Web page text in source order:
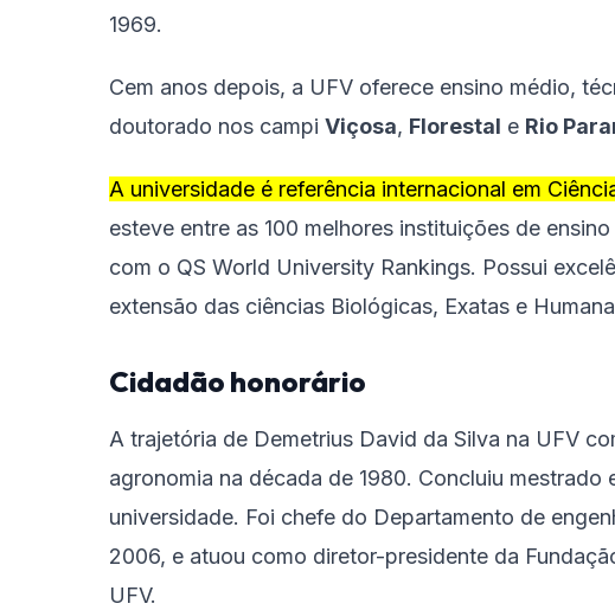
1969.
Cem anos depois, a UFV oferece ensino médio,
doutorado nos campi Viçosa, Florestal e Rio
A universidade é referência internacional em
esteve entre as 100 melhores instituições de
com o QS World University Rankings. Possui
extensão das ciências Biológicas, Exatas e
Cidadão honorário
A trajetória de Demetrius David da Silva na UFV
agronomia na década de 1980. Concluiu
universidade. Foi chefe do Departamento de
2006, e atuou como diretor-presidente da
UFV.